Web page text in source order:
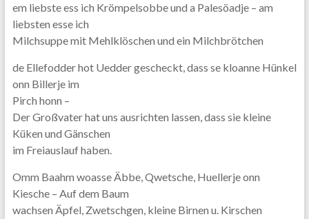
em liebste ess ich Krömpelsobbe und a Palesöadje – am
liebsten esse ich
Milchsuppe mit Mehlklöschen und ein Milchbrötchen
de Ellefodder hot Uedder gescheckt, dass se kloanne Hünkel
onn Billerje im
Pirch honn –
Der Großvater hat uns ausrichten lassen, dass sie kleine
Küken und Gänschen
im Freiauslauf haben.
Omm Baahm woasse Äbbe, Qwetsche, Huellerje onn
Kiesche – Auf dem Baum
wachsen Äpfel, Zwetschgen, kleine Birnen u. Kirschen